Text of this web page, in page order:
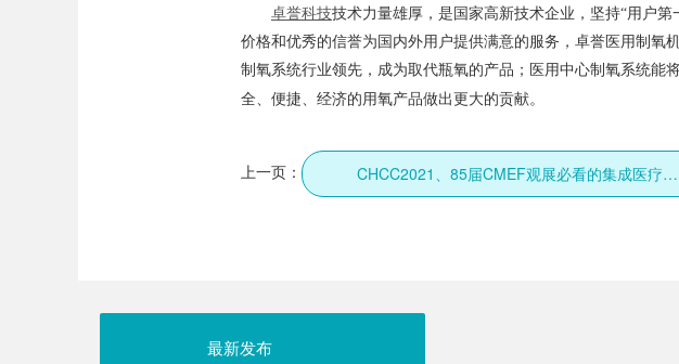
卓誉科技技术力量雄厚，是国家高新技术企业，坚持“用户
价格和优秀的信誉为国内外用户提供满意的服务，卓誉医用制氧
制氧系统行业领先，成为取代瓶氧的产品；医用中心制氧系统能
全、便捷、经济的用氧产品做出更大的贡献。
上一页： CHCC2021、85届CMEF观展必看的集成医疗制氧系统，卓誉08F47展位见！
最新发布